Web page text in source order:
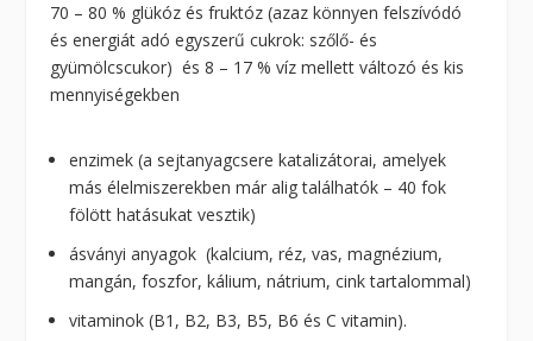
70 – 80 % glükóz és fruktóz (azaz könnyen felszívódó
és energiát adó egyszerű cukrok: szőlő- és
gyümölcscukor) és 8 – 17 % víz mellett változó és kis
mennyiségekben
enzimek (a sejtanyagcsere katalizátorai, amelyek
más élelmiszerekben már alig találhatók – 40 fok
fölött hatásukat vesztik)
ásványi anyagok (kalcium, réz, vas, magnézium,
mangán, foszfor, kálium, nátrium, cink tartalommal)
vitaminok (B1, B2, B3, B5, B6 és C vitamin).